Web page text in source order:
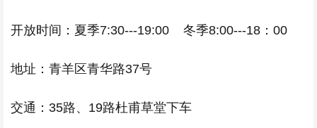
开放时间：夏季7:30---19:00 冬季8:00---18：00
地址：青羊区青华路37号
交通：35路、19路杜甫草堂下车